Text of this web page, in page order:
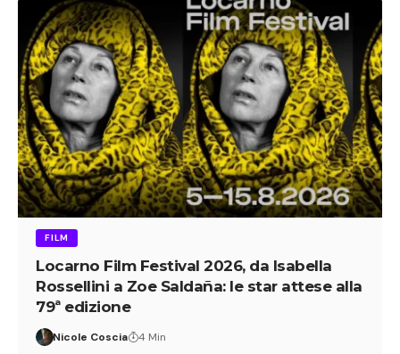
FILM
Locarno Film Festival 2026, da Isabella
Rossellini a Zoe Saldaña: le star attese alla
79ª edizione
Nicole Coscia 4 Min